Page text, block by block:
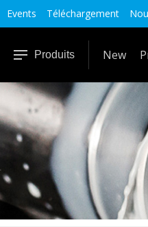
Events Téléchargement
Produits New